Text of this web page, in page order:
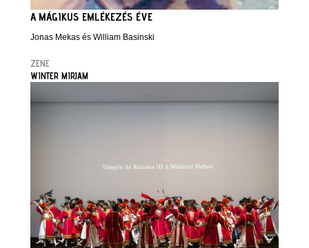
A MÁGIKUS EMLÉKEZÉS ÉVE
Jonas Mekas és William Basinski
ZENE
WINTER MIRJAM